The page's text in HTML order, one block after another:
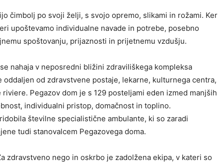
čimbolj po svoji želji, s svojo opremo, slikami in rožami. Ker
upoštevamo individualne navade in potrebe, posebno
spoštovanju, prijaznosti in prijetnemu vzdušju.
nahaja v neposredni bližini zdraviliškega kompleksa
oddaljen od zdravstvene postaje, lekarne, kulturnega centra,
Pegazov dom je s 129 posteljami eden izmed manjših
individualni pristop, domačnost in toplino.
številne specialistične ambulante, ki so zaradi
tudi stanovalcem Pegazovega doma.
zdravstveno nego in oskrbo je zadolžena ekipa, v kateri so